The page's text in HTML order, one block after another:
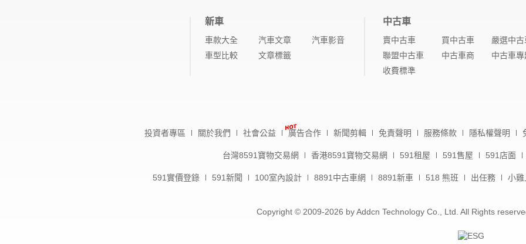
新車
車款大全 汽車文章
汽車影音
車型比較
文章標籤
中古車
賣中古車 買中古車
嚴選中古
聯盟中古車
中古車商
中古車專
收費標準
投資者專區 關於我們 社會公益 廣告合作 新聞剪輯 免責聲明 服務條款 隱私權聲明
台灣8591寶物交易網 香港8591寶物交易網 591租屋 591售屋 591店面
591實價登錄 591新聞 100室內設計 8891中古車網 8891新車 518 熊班 出任務 小雞
Copyright © 2009-2026 by Addcn Technology Co., Ltd. All Rights